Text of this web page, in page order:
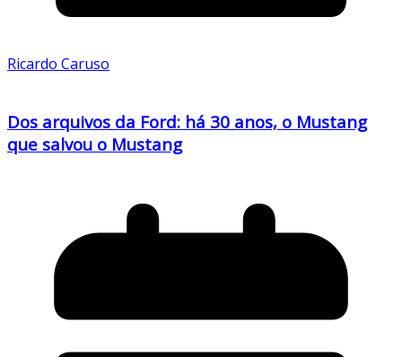
Ricardo Caruso
Dos arquivos da Ford: há 30 anos, o Mustang
que salvou o Mustang